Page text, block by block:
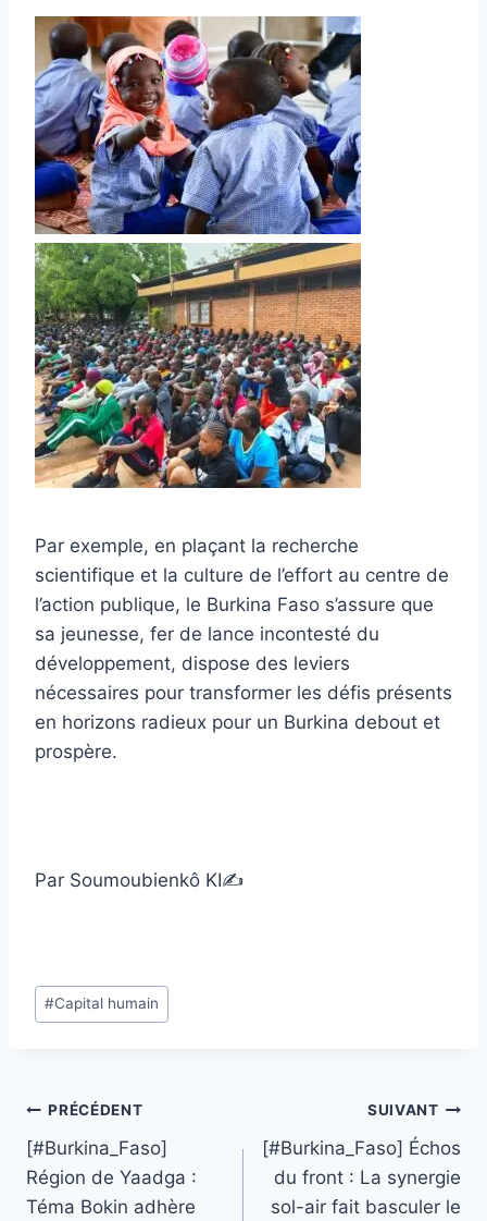
Par exemple, en plaçant la recherche
scientifique et la culture de l’effort au centre de
l’action publique, le Burkina Faso s’assure que
sa jeunesse, fer de lance incontesté du
développement, dispose des leviers
nécessaires pour transformer les défis présents
en horizons radieux pour un Burkina debout et
prospère.
Par Soumoubienkô KI✍️
Étiquettes
de
#Capital humain
Navigation
de
l’article
PRÉCÉDENT
[#Burkina_Faso]
Région de Yaadga :
Téma Bokin adhère
SUIVANT
[#Burkina_Faso] Échos
du front : La synergie
sol-air fait basculer le